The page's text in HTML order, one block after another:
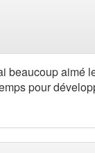
beaucoup aimé
pour